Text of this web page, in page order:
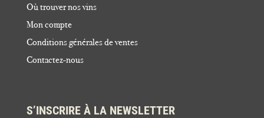
Où trouver nos vins
Mon compte
Conditions générales de ventes
Contactez-nous
S’INSCRIRE À LA NEWSLETTER